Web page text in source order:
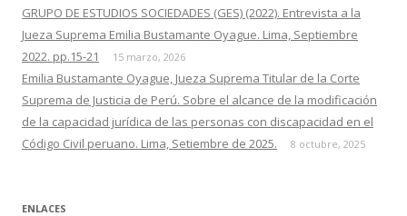
GRUPO DE ESTUDIOS SOCIEDADES (GES) (2022). Entrevista a la
Jueza Suprema Emilia Bustamante Oyague. Lima, Septiembre
2022. pp.15-21
15 marzo, 2026
Emilia Bustamante Oyague, Jueza Suprema Titular de la Corte
Suprema de Justicia de Perú. Sobre el alcance de la modificación
de la capacidad jurídica de las personas con discapacidad en el
Código Civil peruano. Lima, Setiembre de 2025.
8 octubre, 2025
ENLACES